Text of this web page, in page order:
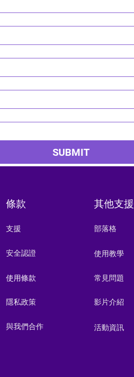
SUBMIT
條款
​支援
安全認證
​使用條款
隱私政策
與我們合作
其他支援
部落格
使用教學
常見問題
影片介紹
​活動資訊